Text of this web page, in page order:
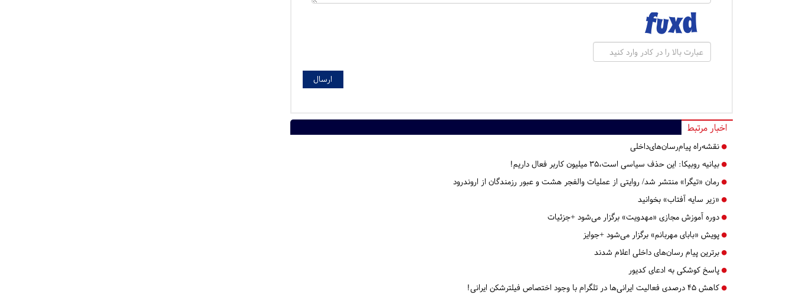
اخبار مرتبط
نقشه‌راه پیام‌رسان‌های‌داخلی
بیانیه روبیکا: این حذف سیاسی است،۳۵ میلیون کاربر فعال داریم!
رمان «تیگرا» منتشر شد/ روایتی از عملیات والفجر هشت و عبور رزمندگان از اروندرود
«زیر سایه آفتاب» بخوانید
دوره آموزش مجازی «مهدویت» برگزار می‌شود +جزئیات
پویش «بابای مهربانم» برگزار می‌شود +جوایز
برترین پیام رسان‌های داخلی اعلام شدند
پاسخ کوشکی به ادعای کدیور
کاهش ۴۵ درصدی فعالیت‌ ایرانی‌ها در تلگرام با وجود اختصاص فیلترشکن ایرانی!